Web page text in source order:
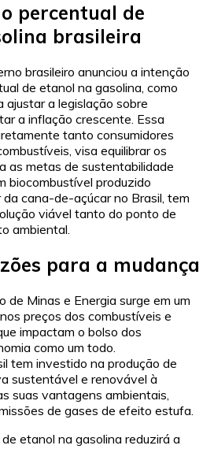
percentual de
brasileira
brasileiro anunciou a intenção
de etanol na gasolina, como
a legislação sobre
a inflação crescente. Essa
tanto consumidores
visa equilibrar os
as metas de sustentabilidade
biocombustível produzido
cana-de-açúcar no Brasil, tem
viável tanto do ponto de
ambiental.
para a mudança
de Minas e Energia surge em um
preços dos combustíveis e
impactam o bolso dos
como um todo.
tem investido na produção de
sustentável e renovável à
suas vantagens ambientais,
de gases de efeito estufa.
etanol na gasolina reduzirá a